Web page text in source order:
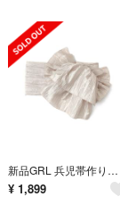
新品GRL 兵児帯作り帯 つくり帯浴衣帯 しわ加工 フリル
¥ 1,899